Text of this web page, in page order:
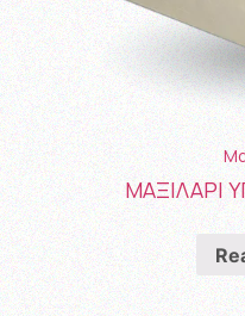
ΜΑΞΙΛΑΡΙ